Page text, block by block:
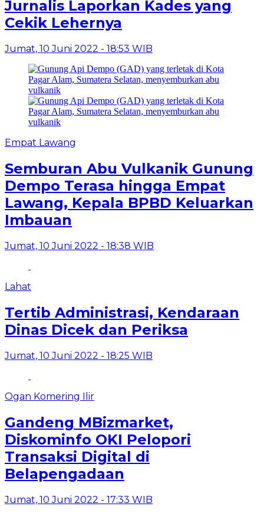
Jurnalis Laporkan Kades yang
Cekik Lehernya
Jumat, 10 Juni 2022 - 18:53 WIB
Empat Lawang
Semburan Abu Vulkanik Gunung
Dempo Terasa hingga Empat
Lawang, Kepala BPBD Keluarkan
Imbauan
Jumat, 10 Juni 2022 - 18:38 WIB
Lahat
Tertib Administrasi, Kendaraan
Dinas Dicek dan Periksa
Jumat, 10 Juni 2022 - 18:25 WIB
Ogan Komering Ilir
Gandeng MBizmarket,
Diskominfo OKI Pelopori
Transaksi Digital di
Belapengadaan
Jumat, 10 Juni 2022 - 17:33 WIB